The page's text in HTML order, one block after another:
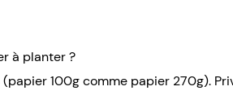
à planter ?
100g comme papier 270g).